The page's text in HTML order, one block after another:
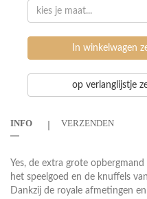
kies je maat...
In winkelwagen
op verlanglijstje
INFO VERZENDEN
Yes, de extra grote
het speelgoed en de knuffels
Dankzij de royale afmetingen